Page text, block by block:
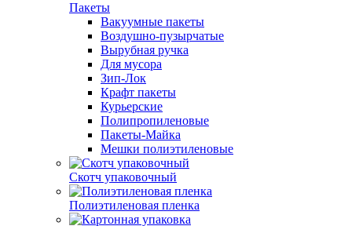
Пакеты
Вакуумные пакеты
Воздушно-пузырчатые
Вырубная ручка
Для мусора
Зип-Лок
Крафт пакеты
Курьерские
Полипропиленовые
Пакеты-Майка
Мешки полиэтиленовые
Скотч упаковочный
Полиэтиленовая пленка